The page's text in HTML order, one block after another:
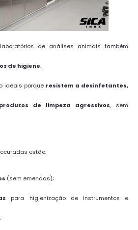
de análises animais também
de higiene.
ideais porque resistem a desinfetantes,
de limpeza agressivos, sem
estão:
(sem emendas);
para higienização de instrumentos e